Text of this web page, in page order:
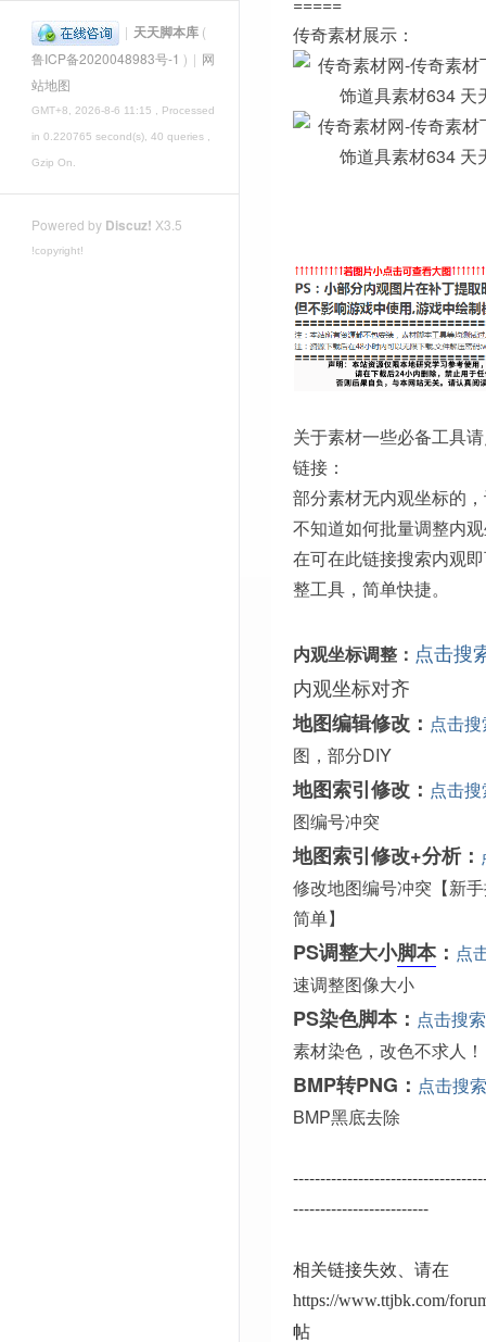
| 天天脚本库 (
鲁ICP备2020048983号-1 ) | 网
站地图
GMT+8, 2026-8-6 11:15 , Processed
in 0.220765 second(s), 40 queries ,
Gzip On.
Powered by Discuz! X3.5
!copyright!
传奇素材展示：
关于素材一些必备工具
链接：
部分素材无内观坐标的
不知道如何批量调整内
在可在此链接搜索内观
整工具，简单快捷。
内观坐标调整： 点击搜
内观坐标对齐
地图编辑修改： 点击
图，部分DIY
地图索引修改： 点击
图编号冲突
地图索引修改+分析：
修改地图编号冲突【新
简单】
PS调整大小脚本： 点
速调整图像大小
PS染色脚本： 点击搜索
素材染色，改色不求人！
BMP转PNG： 点击搜索
BMP黑底去除
-------------------------
相关链接失效、请在
https://www.ttjbk.com/
帖